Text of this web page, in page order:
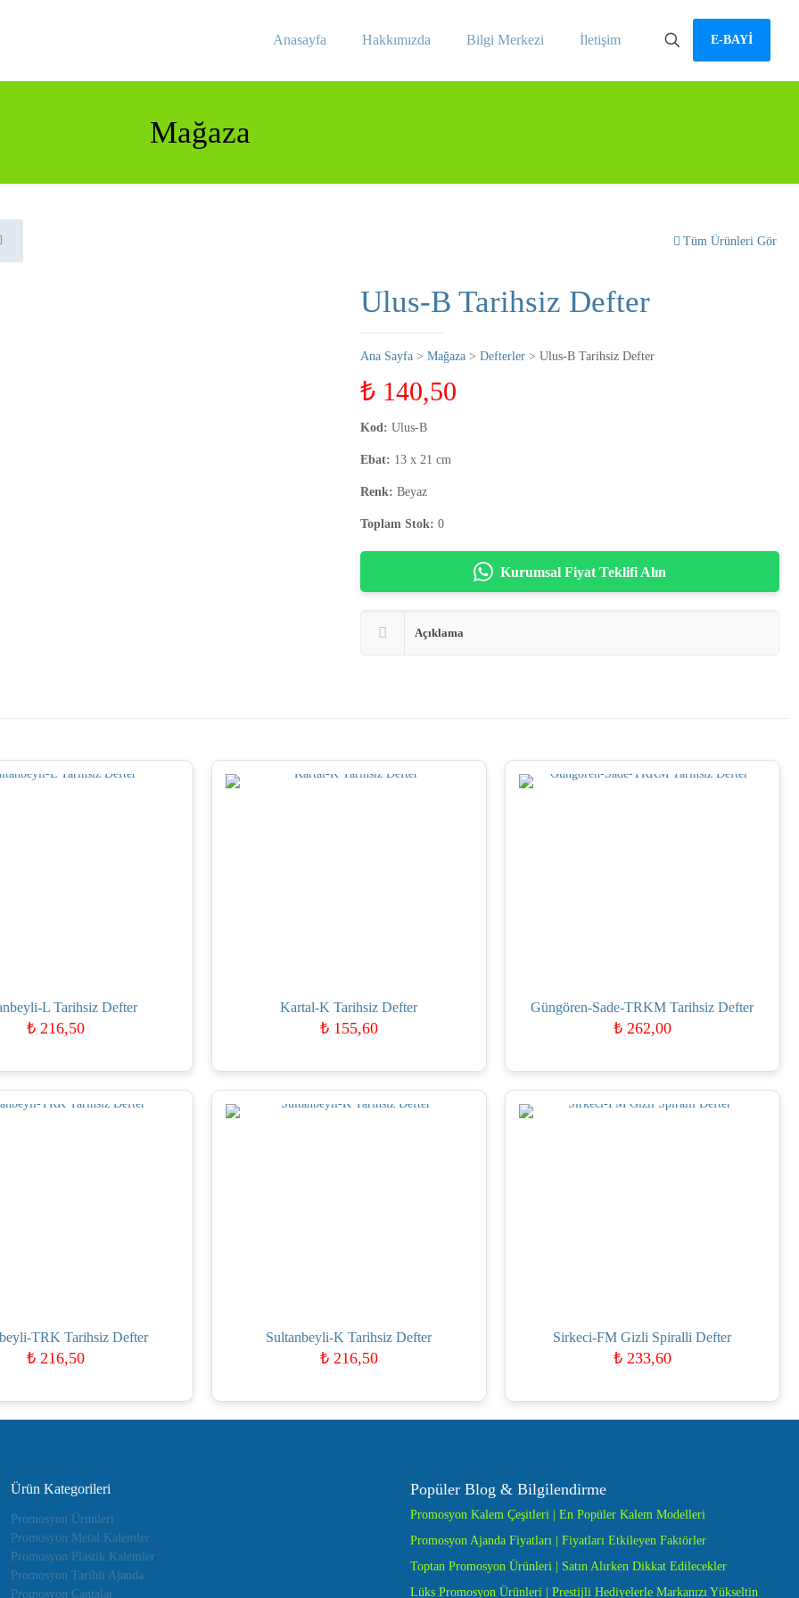
Anasayfa Hakkımızda Bilgi Merkezi İletişim E-BAYİ
Mağaza
Tüm Ürünleri Gör
Ulus-B Tarihsiz Defter
Ana Sayfa > Mağaza > Defterler > Ulus-B Tarihsiz Defter
₺ 140,50
Kod: Ulus-B
Ebat: 13 x 21 cm
Renk: Beyaz
Toplam Stok: 0
Kurumsal Fiyat Teklifi Alın
Açıklama
L Tarihsiz Defter
₺216,50
Kartal-K Tarihsiz Defter
₺155,60
Güngören-Sade-TRKM Tarihsiz Defter
₺262,00
TRK Tarihsiz Defter
₺216,50
Sultanbeyli-K Tarihsiz Defter
₺216,50
Sirkeci-FM Gizli Spiralli Defter
₺233,60
Ürün Kategorileri
Promosyon Ürünleri
Promosyon Metal Kalemler
Promosyon Plastik Kalemler
Promosyon Tarihli Ajanda
Promosyon Çantalar
Popüler Blog & Bilgilendirme
Promosyon Kalem Çeşitleri | En Popüler Kalem Modelleri
Promosyon Ajanda Fiyatları | Fiyatları Etkileyen Faktörler
Toptan Promosyon Ürünleri | Satın Alırken Dikkat Edilecekler
Lüks Promosyon Ürünleri | Prestijli Hediyelerle Markanızı Yükseltin